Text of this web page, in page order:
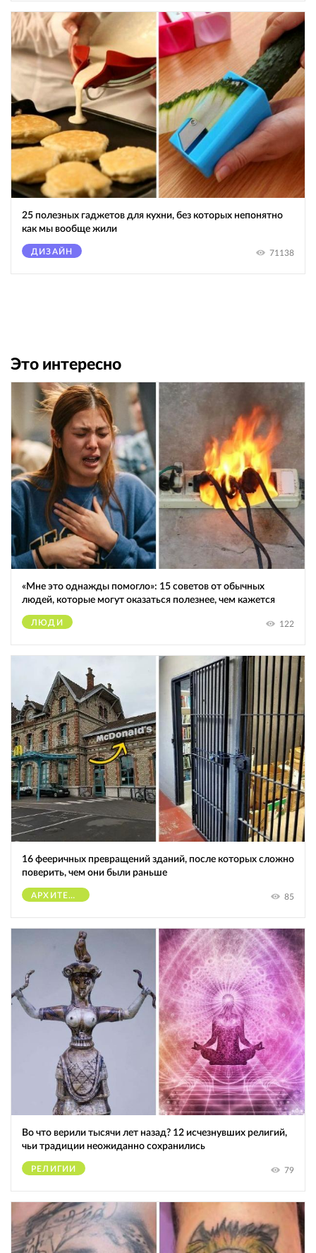
25 полезных гаджетов для кухни, без которых непонятно
как мы вообще жили
ДИЗАЙН 71138
Это интересно
«Мне это однажды помогло»: 15 советов от обычных
людей, которые могут оказаться полезнее, чем кажется
ЛЮДИ 122
16 фееричных превращений зданий, после которых сложно
поверить, чем они были раньше
АРХИТЕКТУРА 85
Во что верили тысячи лет назад? 12 исчезнувших религий,
чьи традиции неожиданно сохранились
РЕЛИГИИ 79